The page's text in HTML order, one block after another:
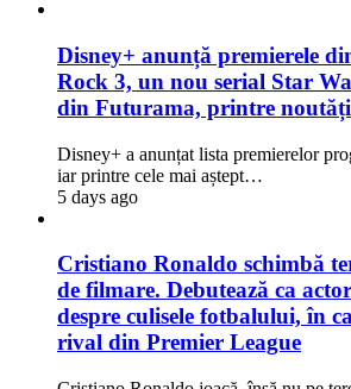
Disney+ anunță premierele
Rock 3, un nou serial Star
din Futurama, printre noutăți
Disney+ a anunțat lista premierelor
iar printre cele mai aștept…
5 days ago
Cristiano Ronaldo schimbă
de filmare. Debutează ca
despre culisele fotbalului, în
rival din Premier League